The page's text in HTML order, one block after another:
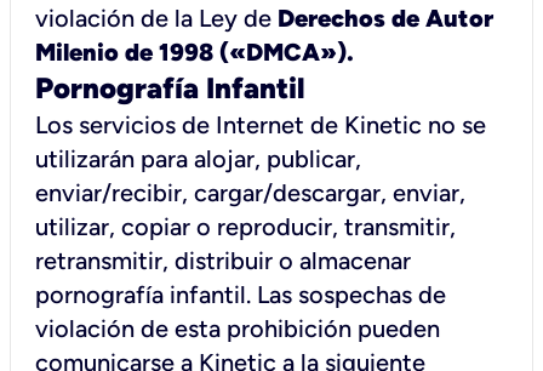
violación de la Ley de Derechos de Autor
Milenio de 1998 («DMCA»).
Pornografía Infantil
Los servicios de Internet de Kinetic no se
utilizarán para alojar, publicar,
enviar/recibir, cargar/descargar, enviar,
utilizar, copiar o reproducir, transmitir,
retransmitir, distribuir o almacenar
pornografía infantil. Las sospechas de
violación de esta prohibición pueden
comunicarse a Kinetic a la siguiente